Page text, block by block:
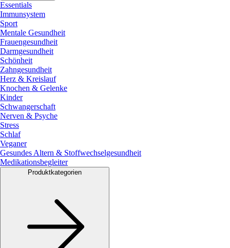
Essentials
Immunsystem
Sport
Mentale Gesundheit
Frauengesundheit
Darmgesundheit
Schönheit
Zahngesundheit
Herz & Kreislauf
Knochen & Gelenke
Kinder
Schwangerschaft
Nerven & Psyche
Stress
Schlaf
Veganer
Gesundes Altern & Stoffwechselgesundheit
Medikationsbegleiter
Produktkategorien